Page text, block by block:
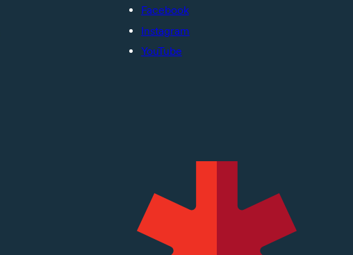
Facebook
Instagram
YouTube